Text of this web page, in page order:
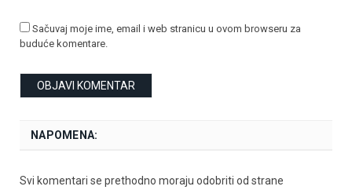
Sačuvaj moje ime, email i web stranicu u ovom browseru za
buduće komentare.
NAPOMENA:
Svi komentari se prethodno moraju odobriti od strane